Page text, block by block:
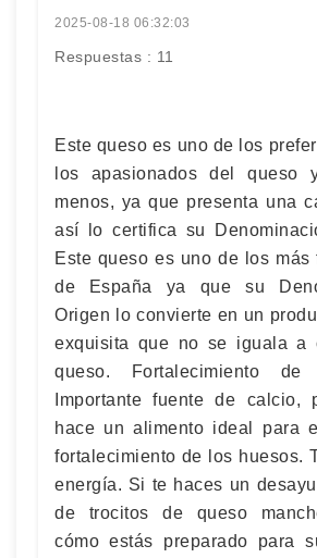
2025-08-18 06:32:03
Respuestas : 11
Este queso es uno de los
los apasionados del queso
menos, ya que presenta una
así lo certifica su
Este queso es uno de los más
de España ya que su
Origen lo convierte en un
exquisita que no se iguala a
queso. Fortalecimiento
Importante fuente de
hace un alimento ideal para
fortalecimiento de los huesos.
energía. Si te haces un
de trocitos de queso
cómo estás preparado para